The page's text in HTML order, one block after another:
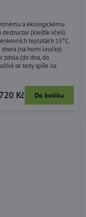
a ekologickému
destructor (klešťík včelí).
teplotách 15°C,
(na horní loučky).
zdola (do dna, do
se tedy spíše na
720 Kč Do košíku